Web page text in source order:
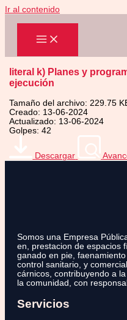
Ir al contenido
literal k) Planes y
ejecución
Tamaño del archivo: 229.75
Creado: 13-06-2024
Actualizado: 13-06-2024
Golpes: 42
Descargar
Somos una Empresa
en, prestacion de espacios
ganado en pie,
control sanitario, y
cárnicos, contribuyendo a
la comunidad, con
Servicios